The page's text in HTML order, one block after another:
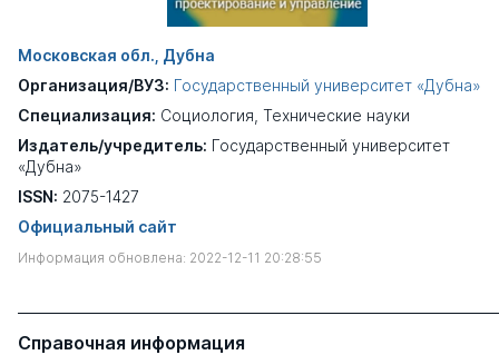
Московская обл., Дубна
Организация/ВУЗ: Государственный университет «Дубна»
Специализация: Социология Технические науки
Издатель/учредитель: Государственный университет
«Дубна»
ISSN: 2075-1427
Официальный сайт
Информация обновлена: 2022-12-11 20:28:55
Справочная информация